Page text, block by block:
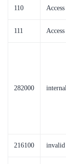
110
111
282000
216100 invalid